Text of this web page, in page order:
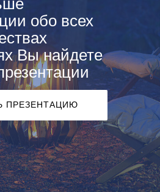
обо всех
Вы найдете
ПРЕЗЕНТАЦИЮ